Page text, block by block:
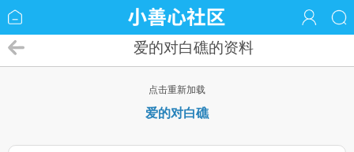
爱的对白礁的资料
点击重新加载
爱的对白礁